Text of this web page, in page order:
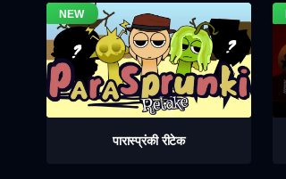
पारास्प्रंकी रीटेक